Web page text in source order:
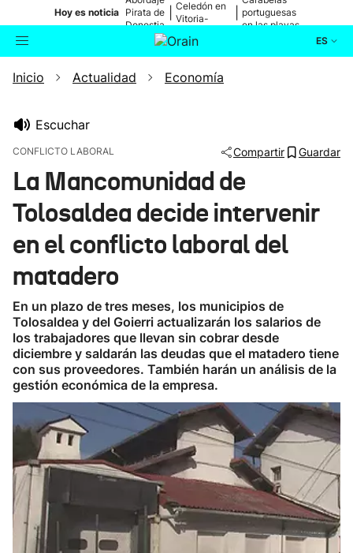
Hoy es noticia Pirata de
Donostia
Celedón en
Vitoria-
portuguesas
en las playas
ES
Buscador Actualidad
Ikusmiran
Eguraldia
Inicio Actualidad Economía
Escuchar
CONFLICTO LABORAL Compartir Guardar
La Mancomunidad de
Tolosaldea decide intervenir
en el conflicto laboral del
matadero
En un plazo de tres meses, los municipios de
Tolosaldea y del Goierri actualizarán los salarios de
los trabajadores que llevan sin cobrar desde
diciembre y saldarán las deudas que el matadero tiene
con sus proveedores. También harán un análisis de la
gestión económica de la empresa.